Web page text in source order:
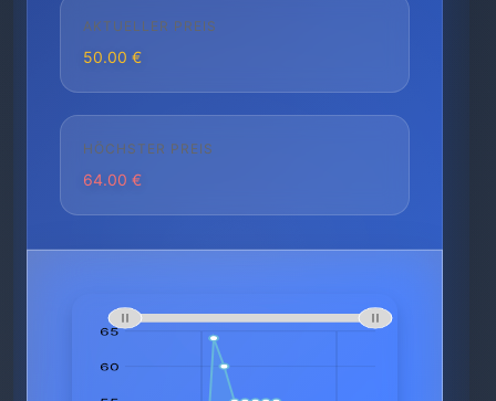
AKTUELLER PREIS
50.00 €
HÖCHSTER PREIS
64.00 €